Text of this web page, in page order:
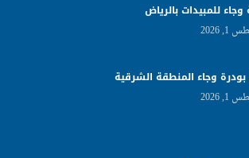
للمبيدات بالرياض
2026
وجاء المنطقة الشرقية
2026